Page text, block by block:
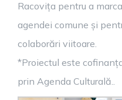
Racovița pentru a
agendei comune și
colaborări viitoare.
*Proiectul este
prin Agenda Culturală..